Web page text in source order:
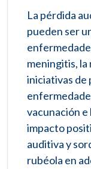
La pérdida
pueden ser
meningitis, la
iniciativas de
vacunación
impacto
auditiva y
rubéola en